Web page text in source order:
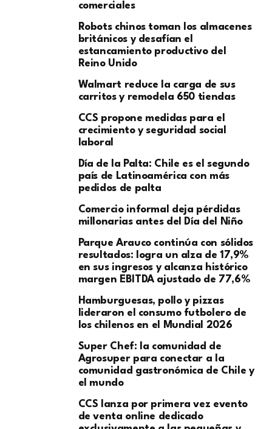
comerciales
Robots chinos toman los almacenes
británicos y desafían el
estancamiento productivo del
Reino Unido
Walmart reduce la carga de sus
carritos y remodela 650 tiendas
CCS propone medidas para el
crecimiento y seguridad social
laboral
Día de la Palta: Chile es el segundo
país de Latinoamérica con más
pedidos de palta
Comercio informal deja pérdidas
millonarias antes del Día del Niño
Parque Arauco continúa con sólidos
resultados: logra un alza de 17,9%
en sus ingresos y alcanza histórico
margen EBITDA ajustado de 77,6%
Hamburguesas, pollo y pizzas
lideraron el consumo futbolero de
los chilenos en el Mundial 2026
Super Chef: la comunidad de
Agrosuper para conectar a la
comunidad gastronómica de Chile y
el mundo
CCS lanza por primera vez evento
de venta online dedicado